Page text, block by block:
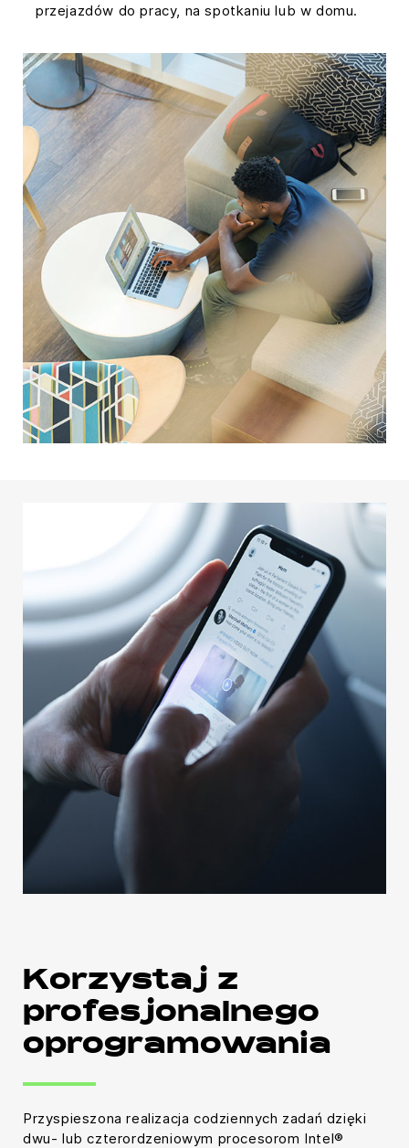
przejazdów do pracy, na spotkaniu lub w domu.
Korzystaj z
profesjonalnego
oprogramowania
Przyspieszona realizacja codziennych zadań dzięki
dwu- lub czterordzeniowym procesorom Intel®